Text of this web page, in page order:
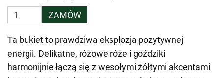
ZAMÓW
Ta bukiet to prawdziwa eksplozja pozytywnej
energii. Delikatne, różowe róże i goździki
harmonijnie łączą się z wesołymi żółtymi akcentami